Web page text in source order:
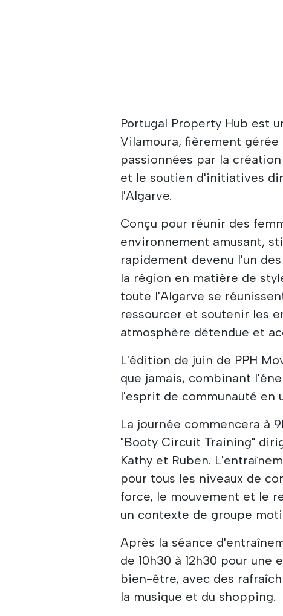
Portugal Property Hub est
Vilamoura, fièrement
passionnées par la
et le soutien d'initiatives
l'Algarve.
Conçu pour réunir des
environnement amusant,
rapidement devenu l'un
la région en matière de
toute l'Algarve se
ressourcer et soutenir les
atmosphère détendue et
L'édition de juin de PPH
que jamais, combinant
l'esprit de communauté en
La journée commencera à
"Booty Circuit Training"
Kathy et Ruben.
pour tous les niveaux de
force, le mouvement et le
un contexte de groupe
Après la séance
de 10h30 à 12h30 pour
bien-être, avec des
la musique et du shopping.